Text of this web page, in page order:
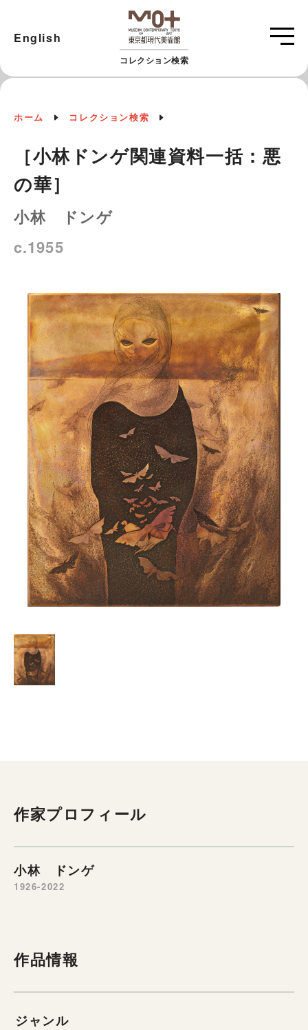
コレクション検索
English
ホーム コレクション検索
［小林ドンゲ関連資料一括：悪
の華］
小林 ドンゲ
c.1955
作家プロフィール
小林 ドンゲ
1926-2022
作品情報
ジャンル